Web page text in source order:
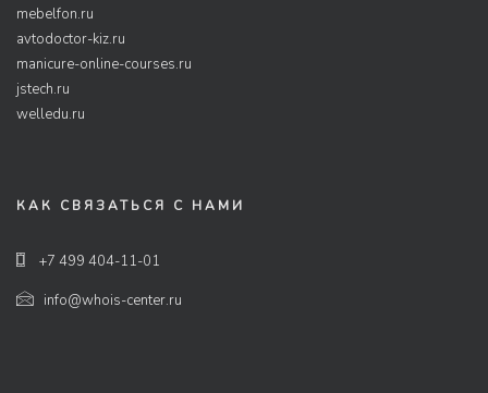
mebelfon.ru
avtodoctor-kiz.ru
manicure-online-courses.ru
jstech.ru
welledu.ru
КАК СВЯЗАТЬСЯ С НАМИ
+7 499 404-11-01
info@whois-center.ru